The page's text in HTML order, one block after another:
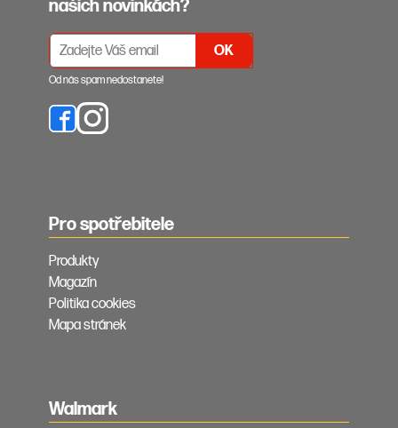
Pro spotřebitele
Produkty
Magazín
Politika cookies
Mapa stránek
Walmark
našich novinkách?
PŘIHLÁŠENÍ K ODBĚRU NEWSLETTERŮ
Od nás spam nedostanete!